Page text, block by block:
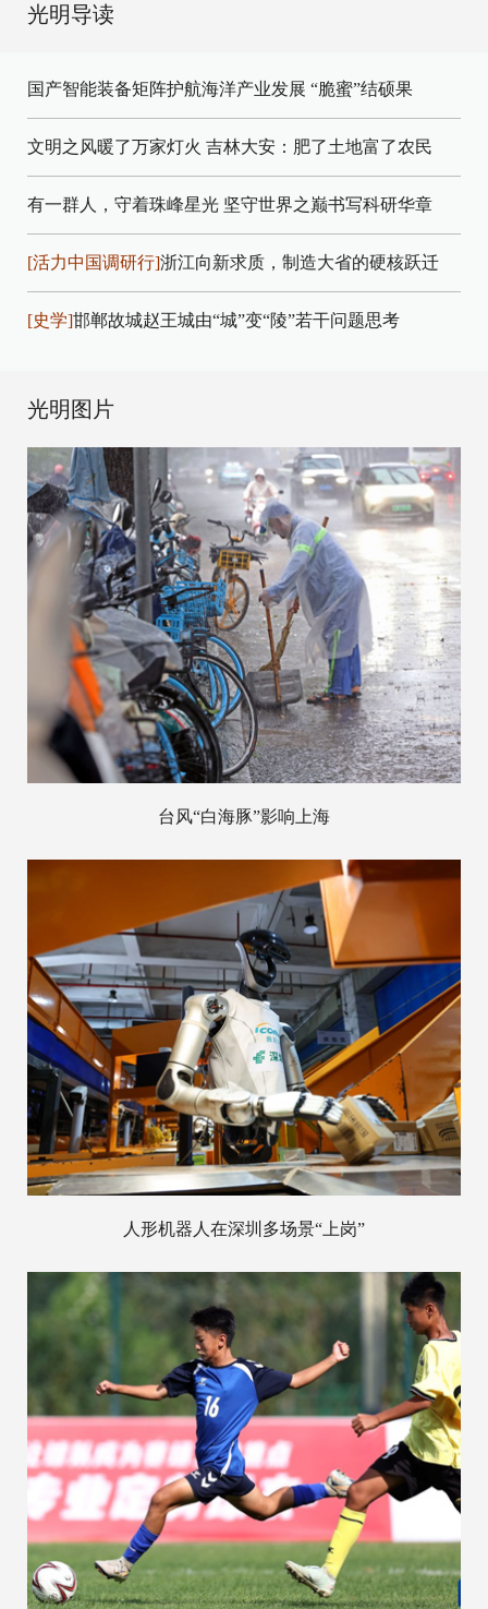
光明导读
国产智能装备矩阵护航海洋产业发展 “脆蜜”结硕果
文明之风暖了万家灯火 吉林大安：肥了土地富了农民
有一群人，守着珠峰星光 坚守世界之巅书写科研华章
[活力中国调研行]浙江向新求质，制造大省的硬核跃迁
[史学]邯郸故城赵王城由“城”变“陵”若干问题思考
光明图片
台风“白海豚”影响上海
人形机器人在深圳多场景“上岗”